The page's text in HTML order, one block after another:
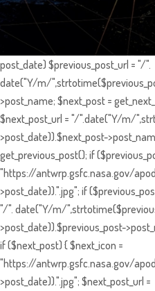
post_date) $previous_post_url = "/".
date("Y/m/
>post_name; $next_post =
$next_post_url = "/".date("Y/m/
>post_date)).$next_post-
get_previous_post(); if
"https://antwrp.gsfc.nasa.gov/
>post_date)).".jpg"; if
"/". date("Y/m/
>post_date)).$previous_post-
if ($next_post) { $next_icon =
"https://antwrp.gsfc.nasa.gov/
>post_date)).".jpg"; $next_post_url =